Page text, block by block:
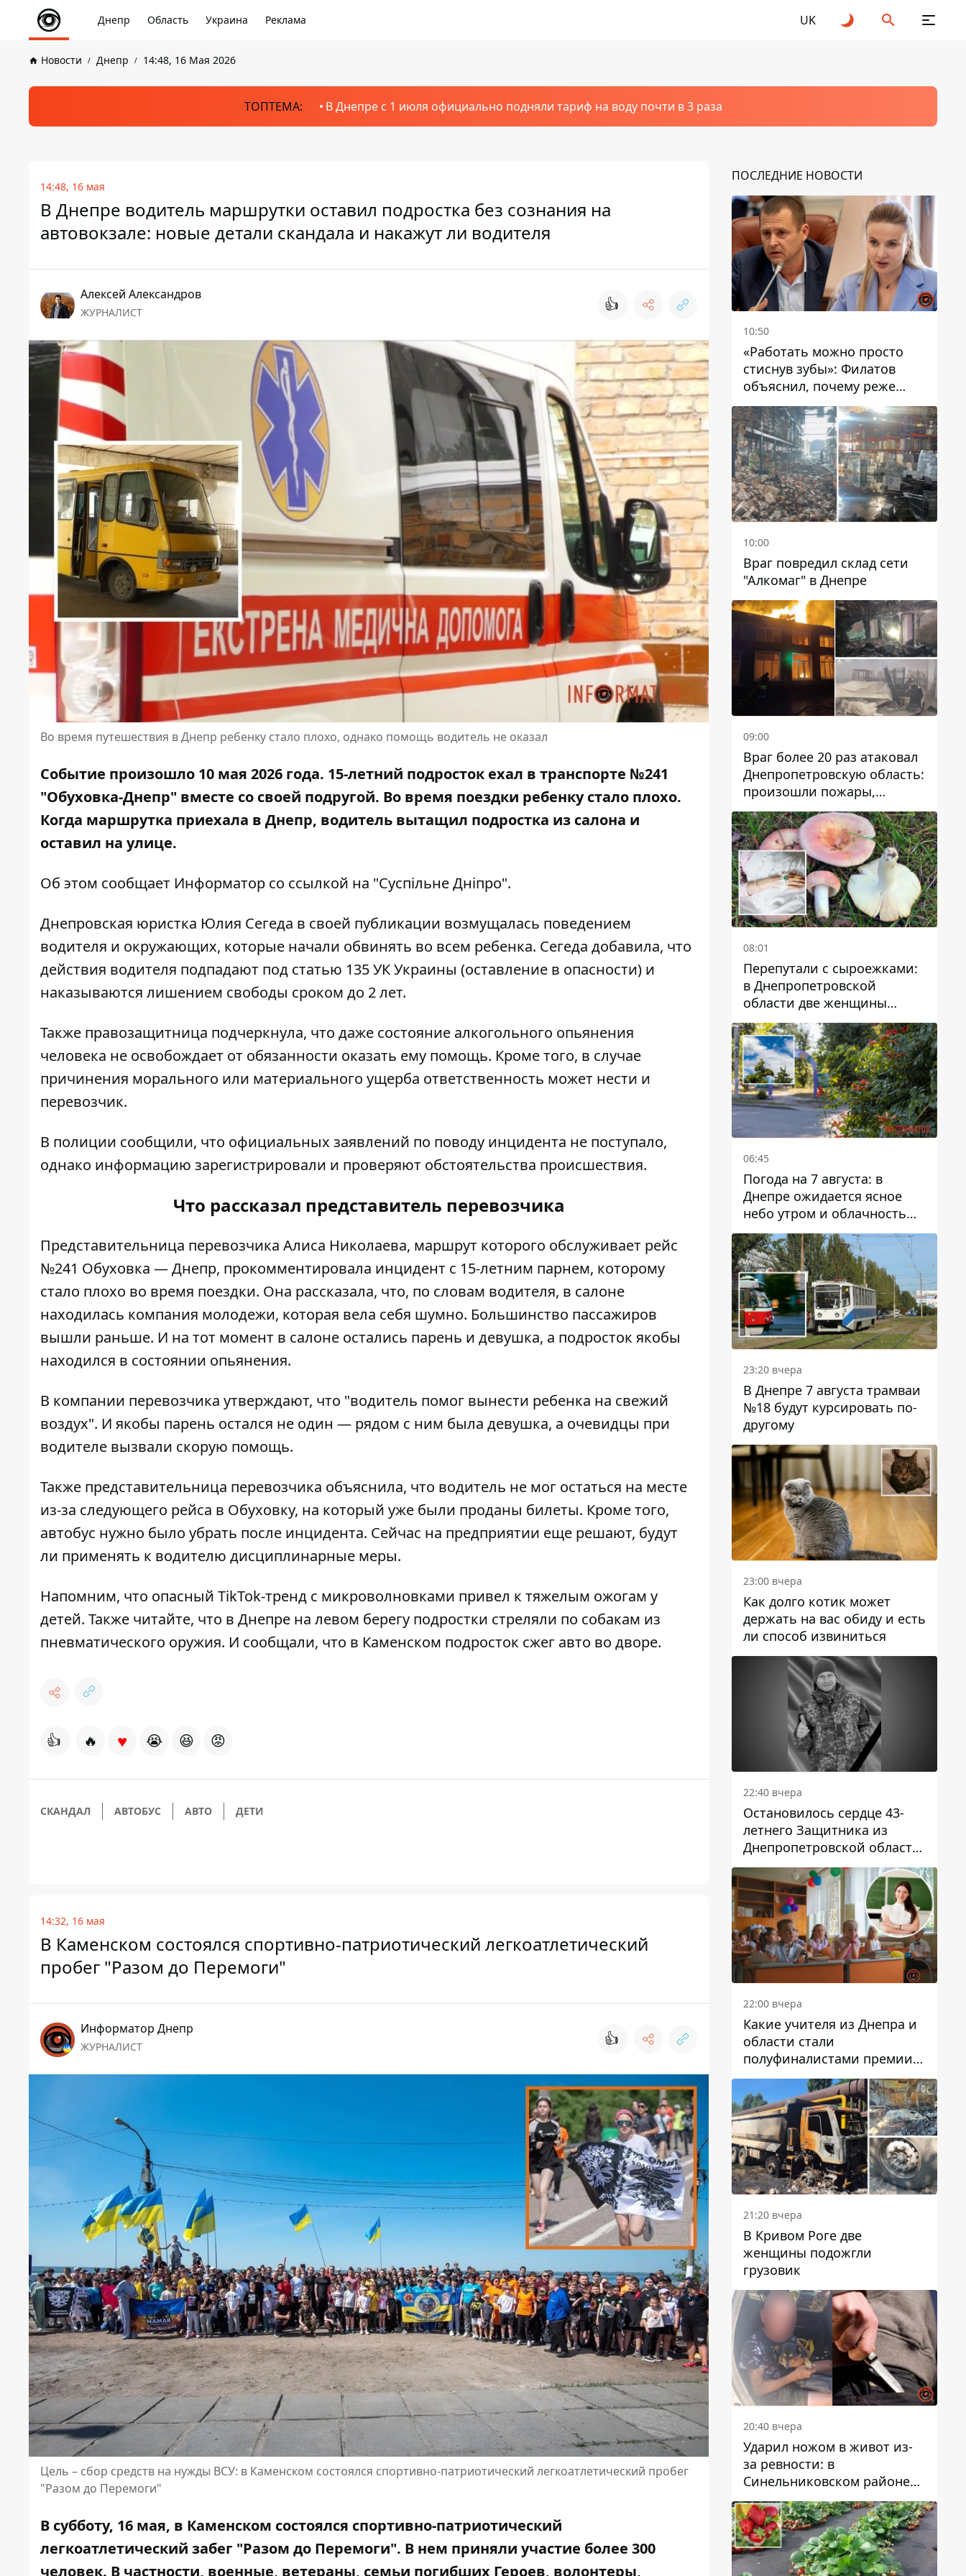
Днепр Область Украина Реклама UK
Новости Днепр 14:48, 16 Мая 2026
ТОПТЕМА: В Днепре с 1 июля официально подняли тариф на воду почти в 3 раза
14:48, 16 мая
В Днепре водитель маршрутки оставил подростка без сознания на
автовокзале: новые детали скандала и накажут ли водителя
Алексей Александров
ЖУРНАЛИСТ 👍
Во время путешествия в Днепр ребенку стало плохо, однако помощь водитель не оказал
Событие произошло 10 мая 2026 года. 15-летний подросток ехал в транспорте №241
"Обуховка-Днепр" вместе со своей подругой. Во время поездки ребенку стало плохо.
Когда маршрутка приехала в Днепр, водитель вытащил подростка из салона и
оставил на улице.
Об этом сообщает Информатор со ссылкой на "Суспільне Дніпро".
Днепровская юристка Юлия Сегеда в своей публикации возмущалась поведением
водителя и окружающих, которые начали обвинять во всем ребенка. Сегеда добавила, что
действия водителя подпадают под статью 135 УК Украины (оставление в опасности) и
наказываются лишением свободы сроком до 2 лет.
Также правозащитница подчеркнула, что даже состояние алкогольного опьянения
человека не освобождает от обязанности оказать ему помощь. Кроме того, в случае
причинения морального или материального ущерба ответственность может нести и
перевозчик.
В полиции сообщили, что официальных заявлений по поводу инцидента не поступало,
однако информацию зарегистрировали и проверяют обстоятельства происшествия.
Что рассказал представитель перевозчика
Представительница перевозчика Алиса Николаева, маршрут которого обслуживает рейс
№241 Обуховка — Днепр, прокомментировала инцидент с 15-летним парнем, которому
стало плохо во время поездки. Она рассказала, что, по словам водителя, в салоне
находилась компания молодежи, которая вела себя шумно. Большинство пассажиров
вышли раньше. И на тот момент в салоне остались парень и девушка, а подросток якобы
находился в состоянии опьянения.
В компании перевозчика утверждают, что "водитель помог вынести ребенка на свежий
воздух". И якобы парень остался не один — рядом с ним была девушка, а очевидцы при
водителе вызвали скорую помощь.
Также представительница перевозчика объяснила, что водитель не мог остаться на месте
из-за следующего рейса в Обуховку, на который уже были проданы билеты. Кроме того,
автобус нужно было убрать после инцидента. Сейчас на предприятии еще решают, будут
ли применять к водителю дисциплинарные меры.
Напомним, что опасный TikTok-тренд с микроволновками привел к тяжелым ожогам у
детей. Также читайте, что в Днепре на левом берегу подростки стреляли по собакам из
пневматического оружия. И сообщали, что в Каменском подросток сжег авто во дворе.
👍 🔥 ♥ 😭 😆 😡
СКАНДАЛ АВТОБУС АВТО ДЕТИ
14:32, 16 мая
В Каменском состоялся спортивно-патриотический легкоатлетический
пробег "Разом до Перемоги"
Информатор Днепр
ЖУРНАЛИСТ 👍
Цель – сбор средств на нужды ВСУ: в Каменском состоялся спортивно-патриотический легкоатлетический пробег
"Разом до Перемоги"
В субботу, 16 мая, в Каменском состоялся спортивно-патриотический
легкоатлетический забег "Разом до Перемоги". В нем приняли участие более 300
человек. В частности, военные, ветераны, семьи погибших Героев, волонтеры,
ПОСЛЕДНИЕ НОВОСТИ
10:50
«Работать можно просто
стиснув зубы»: Филатов
объяснил, почему реже
пишет в соцсетях и
раскритиковал медийность
чиновников
10:00
Враг повредил склад сети
"Алкомаг" в Днепре
09:00
Враг более 20 раз атаковал
Днепропетровскую область:
произошли пожары,
повреждены дома,
инфраструктура и авто
08:01
Перепутали с сыроежками:
в Днепропетровской
области две женщины
отравились грибами
06:45
Погода на 7 августа: в
Днепре ожидается ясное
небо утром и облачность
после обеда
23:20 вчера
В Днепре 7 августа трамваи
№18 будут курсировать по-
другому
23:00 вчера
Как долго котик может
держать на вас обиду и есть
ли способ извиниться
22:40 вчера
Остановилось сердце 43-
летнего Защитника из
Днепропетровской области
Евгения Зинченко
22:00 вчера
Какие учителя из Днепра и
области стали
полуфиналистами премии
Global Teacher Prize Ukraine
2026
21:20 вчера
В Кривом Роге две
женщины подожгли
грузовик
20:40 вчера
Ударил ножом в живот из-
за ревности: в
Синельниковском районе
задержали 49-летнего
мужчину за убийство